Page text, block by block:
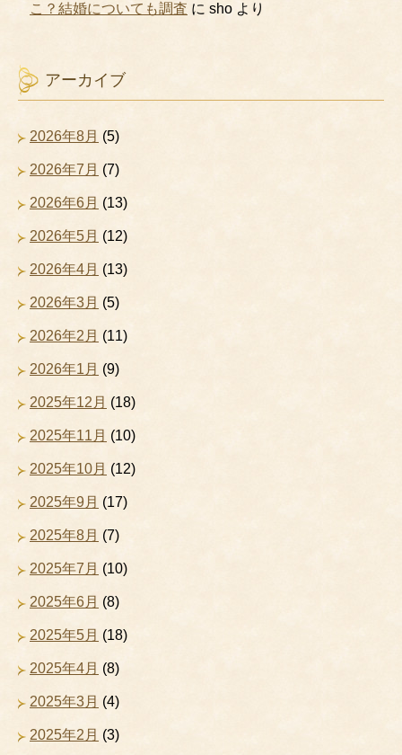
こ？結婚についても調査 に sho より
アーカイブ
2026年8月 (5)
2026年7月 (7)
2026年6月 (13)
2026年5月 (12)
2026年4月 (13)
2026年3月 (5)
2026年2月 (11)
2026年1月 (9)
2025年12月 (18)
2025年11月 (10)
2025年10月 (12)
2025年9月 (17)
2025年8月 (7)
2025年7月 (10)
2025年6月 (8)
2025年5月 (18)
2025年4月 (8)
2025年3月 (4)
2025年2月 (3)